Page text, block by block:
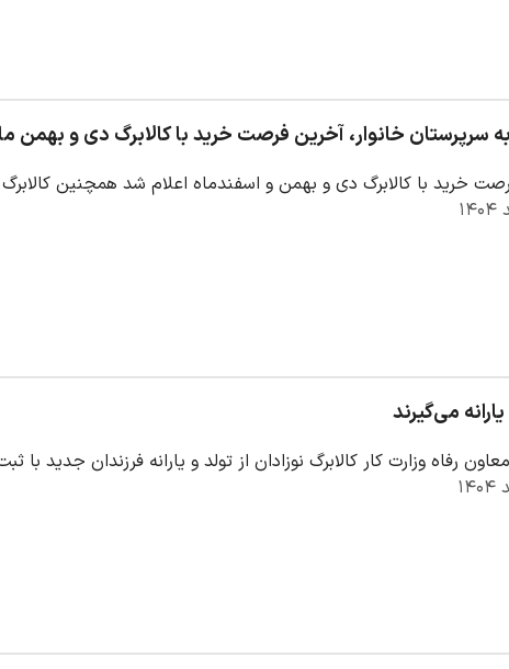
سرپرستان خانوار، آخرین فرصت خرید با کالابرگ دی و بهمن
خرید با کالابرگ دی و بهمن و اسفندماه اعلام شد همچنین کالابرگ اسفندماه
می‌گیرند
رفاه وزارت کار کالابرگ نوزادان از تولد و یارانه فرزندان جدید با